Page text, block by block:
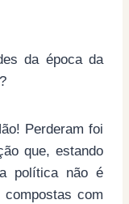
da época da
Perderam foi
que, estando
a política não é
com